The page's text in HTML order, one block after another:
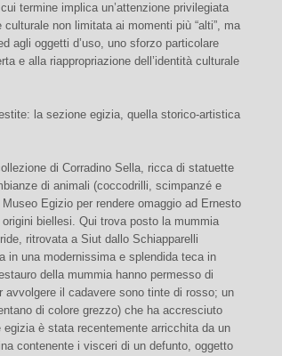
termine implica un’attenzione privilegiata
culturale non limitata ai momenti più “alti”, ma
agli oggetti d’uso, uno sforzo particolare
e alla riappropriazione dell’identità culturale
la sezione egizia, quella storico-artistica
di Corradino Sella, ricca di statuette
di animali (coccodrilli, scimpanzé e
Egizio per rendere omaggio ad Ernesto
biellesi. Qui trova posto la mummia
ritrovata a Siut dallo Schiapparelli
in una modernissima e splendida teca in
della mummia hanno permesso di
avvolgere il cadavere sono tinte di rosso; un
di colore grezzo) che ha accresciuto
egizia è stata recentemente arricchita da un
contenente i visceri di un defunto, oggetto